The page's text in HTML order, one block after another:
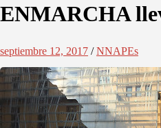
ENMARCHA
septiembre 12, 2017 /NNAPEs